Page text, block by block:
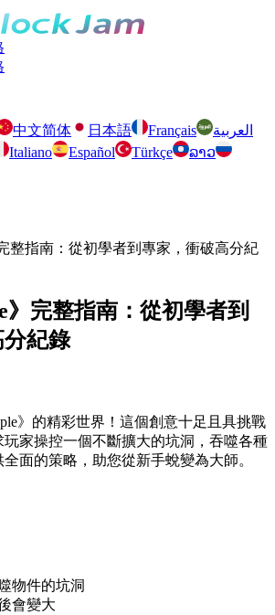
中文简体 日本語 Français
العربية
Italiano Español Türkçe
ລາວ
完整指南：從初學者到專家，衝破高分紀
》完整指南：從初學者到
紀錄
》的精彩世界！這個創意十足且具挑戰
家操控一個不斷擴大的坑洞，吞噬各種
面的策略，助您從新手蛻變為大師。
物件的坑洞
會變大